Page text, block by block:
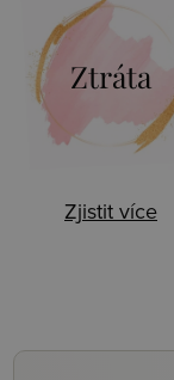
Ztráta
Zjistit více